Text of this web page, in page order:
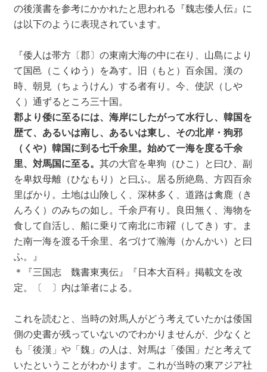
の後漢書を参考にかかれたと思われる『魏志倭人伝』に
は以下のように表現されています。
『倭人は帯方〔郡〕の東南大海の中に在り、山島により
て国邑（こくゆう）を為す。旧（もと）百余国。漢の
時、朝見（ちょうけん）する者有り。今、使訳（しや
く）通ずるところ三十国。
郡より倭に至るには、海岸にしたがって水行し、韓国を
歴て、あるいは南し、あるいは東し、その北岸・狗邪
（くや）韓国に到る七千余里。始めて一海を度る千余
里、対馬国に至る。 其の大官を卑狗（ひこ）と曰ひ、副
を卑奴母離（ひなもり）と曰ふ。居る所絶島、方四百余
里ばかり。土地は山険しく、深林多く、道路は禽鹿（き
んろく）のみちの如し。千余戸有り。良田無く、海物を
食して自活し、船に乗りて南北に市糴（してき）す。ま
た南一海を渡る千余里、名づけて瀚海（かんかい）と曰
ふ。』
＊『三国志 魏書東夷伝』『日本大百科』掲載文を改
定。〔 〕内は筆者による。
これを読むと、当時の対馬人がどう考えていたかは倭国
側の史書が残っていないのでわかりませんが、少なくと
も「後漢」や「魏」の人は、対馬は「倭国」だと考えて
いたということがわかります。これが当時の東アジア社